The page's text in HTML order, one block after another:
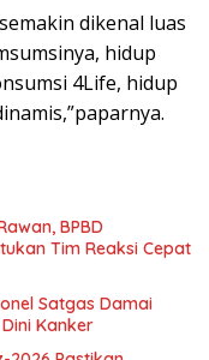
dikenal luas
hidup
4Life, hidup
BPBD
Tim Reaksi Cepat
Satgas Damai
Kanker